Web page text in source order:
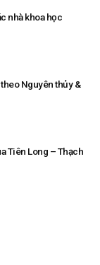
nhà khoa học
Nguyên thủy &
Tiên Long – Thạch